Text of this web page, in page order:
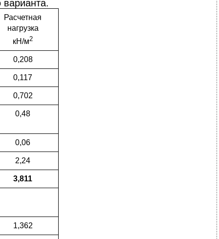
Расчетная
нагрузка
кН/м2
0,208
0,117
0,702
0,48
0,06
2,24
3,811
1,362